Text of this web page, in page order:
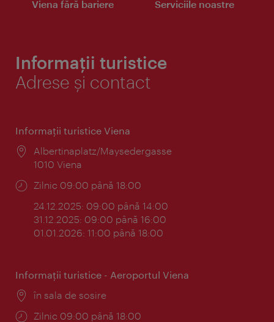
Viena fără bariere Serviciile noastre
Informații turistice
Adrese și contact
Informaţii turistice Viena
Locul:
Albertinaplatz/Maysedergasse
1010 Viena
Program:
Zilnic 09:00 până 18:00
24.12.2025: 09:00 până 14:00
31.12.2025: 09:00 până 16:00
01.01.2026: 11:00 până 18:00
Informaţii turistice - Aeroportul Viena
Locul:
în sala de sosire
Program:
Zilnic 09:00 până 18:00